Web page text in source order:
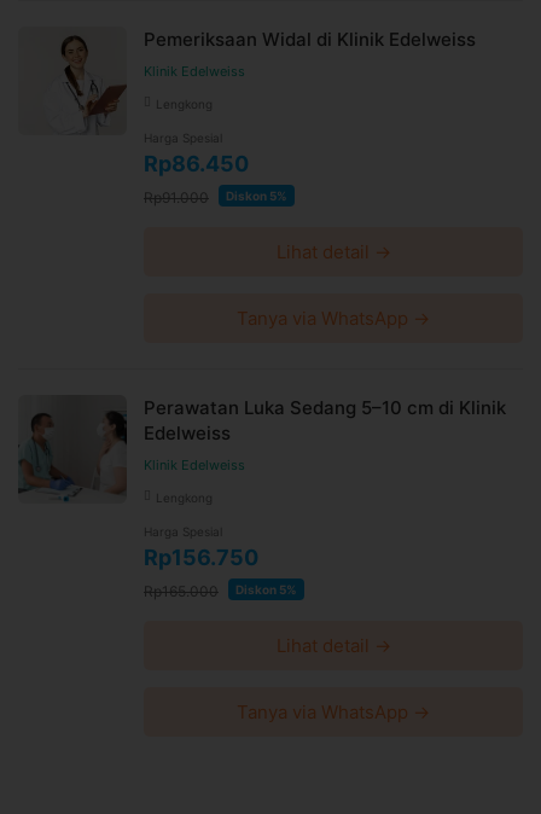
Pemeriksaan Widal di Klinik Edelweiss
Klinik Edelweiss
Lengkong
Harga Spesial
Rp86.450
Rp91.000 Diskon 5%
Lihat detail →
Tanya via WhatsApp →
Perawatan Luka Sedang 5–10 cm di Klinik
Edelweiss
Klinik Edelweiss
Lengkong
Harga Spesial
Rp156.750
Rp165.000 Diskon 5%
Lihat detail →
Tanya via WhatsApp →